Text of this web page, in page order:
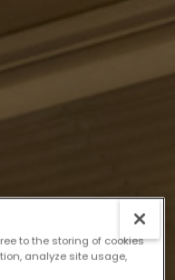
to the storing of cookies
analyze site usage,